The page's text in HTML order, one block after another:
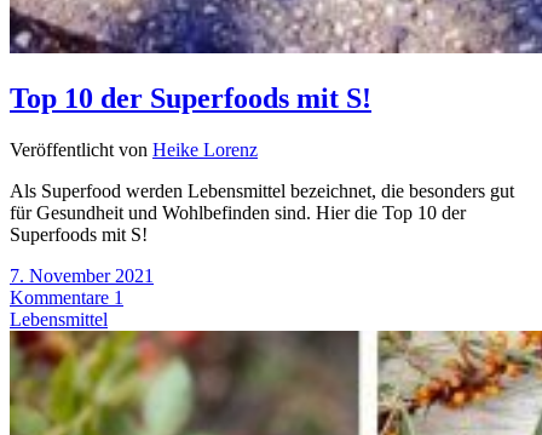
Top 10 der Superfoods mit S!
Veröffentlicht von Heike Lorenz
Als Superfood werden Lebensmittel bezeichnet, die besonders gut
für Gesundheit und Wohlbefinden sind. Hier die Top 10 der
Superfoods mit S!
7. November 2021
Kommentare 1
Lebensmittel